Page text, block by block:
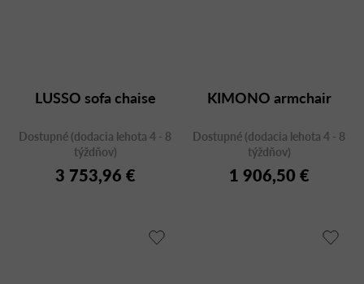
LUSSO sofa chaise
Dostupné (dodacia lehota 4 - 8
týždňov)
3 753,96 €
KIMONO armchair
Dostupné (dodacia lehota 4 - 8
týždňov)
1 906,50 €